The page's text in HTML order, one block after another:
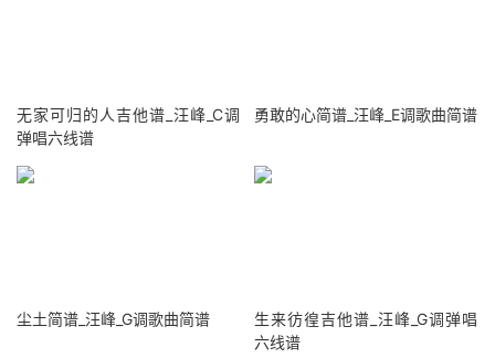
无家可归的人吉他谱_汪峰_C调
弹唱六线谱
勇敢的心简谱_汪峰_E调歌曲简谱
尘土简谱_汪峰_G调歌曲简谱
生来彷徨吉他谱_汪峰_G调弹唱
六线谱